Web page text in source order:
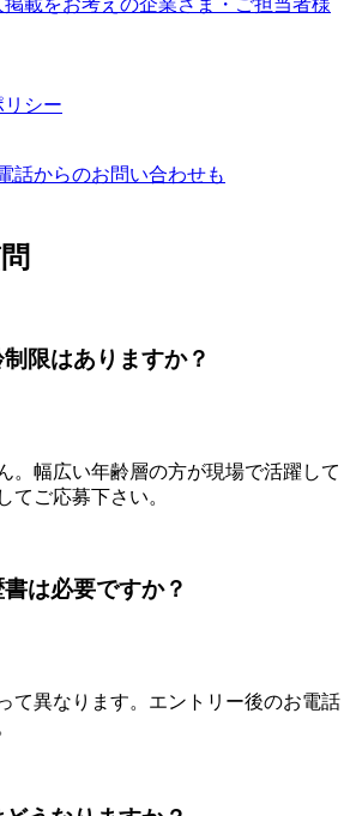
リシー
限はありますか？
。幅広い年齢層の方が現場で活躍して
てご応募下さい。
は必要ですか？
て異なります。エントリー後のお電話